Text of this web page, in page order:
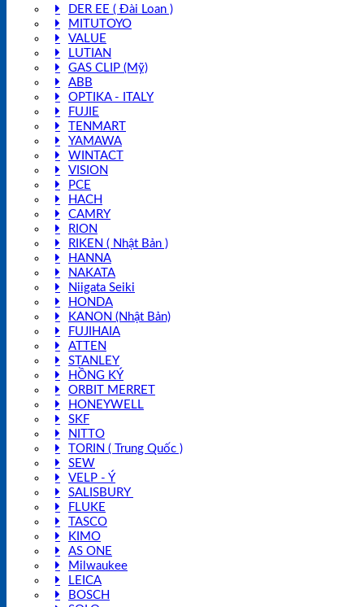
DER EE ( Đài Loan )
MITUTOYO
VALUE
LUTIAN
GAS CLIP (Mỹ)
ABB
OPTIKA - ITALY
FUJIE
TENMART
YAMAWA
WINTACT
VISION
PCE
HACH
CAMRY
RION
RIKEN ( Nhật Bản )
HANNA
NAKATA
Niigata Seiki
HONDA
KANON (Nhật Bản)
FUJIHAIA
ATTEN
STANLEY
HỒNG KÝ
ORBIT MERRET
HONEYWELL
SKF
NITTO
TORIN ( Trung Quốc )
SEW
VELP - Ý
SALISBURY
FLUKE
TASCO
KIMO
AS ONE
Milwaukee
LEICA
BOSCH